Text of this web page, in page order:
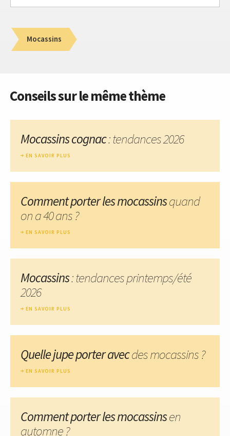
Mocassins
Conseils sur le même thème
Mocassins cognac: tendances 2026
EN SAVOIR PLUS
Comment porter les mocassinsquand
on a 40 ans ?
EN SAVOIR PLUS
Mocassins: tendances printemps/été
2026
EN SAVOIR PLUS
Quelle jupe porter avecdes mocassins ?
EN SAVOIR PLUS
Comment porter les mocassinsen
automne ?